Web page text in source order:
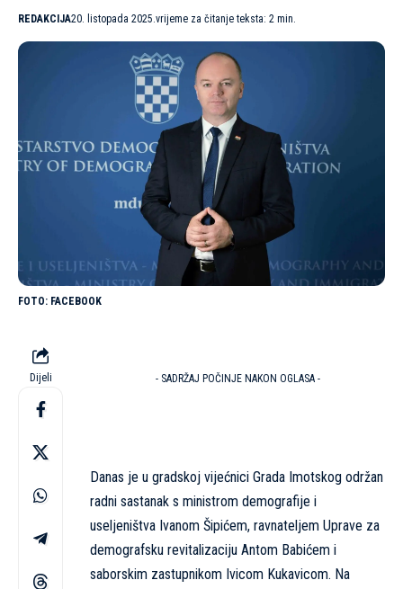
REDAKCIJA20. listopada 2025.vrijeme za čitanje teksta: 2 min.
FACEBOOK
Dijeli - SADRŽAJ POČINJE NAKON OGLASA -
Danas je u gradskoj vijećnici Grada Imotskog održan
radni sastanak s ministrom demografije i
useljeništva Ivanom Šipićem, ravnateljem Uprave za
demografsku revitalizaciju Antom Babićem i
saborskim zastupnikom Ivicom Kukavicom. Na